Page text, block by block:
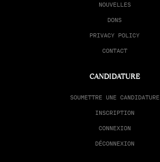
NOUVELLES
DONS
PRIVACY POLICY
CONTACT
CANDIDATURE
SOUMETTRE UNE CANDIDATURE
INSCRIPTION
CONNEXION
DÉCONNEXION